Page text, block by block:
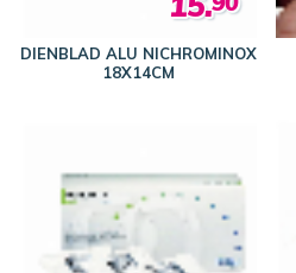
DIENBLAD ALU NICHROMINOX
18X14CM